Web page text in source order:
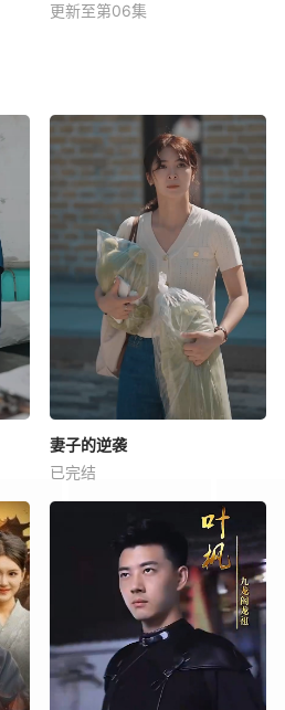
更新至第06集
妻子的逆袭
已完结